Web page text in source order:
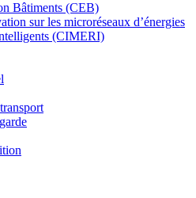
Bâtiments (CEB)
sur les microréseaux d’énergies
(CIMERI)